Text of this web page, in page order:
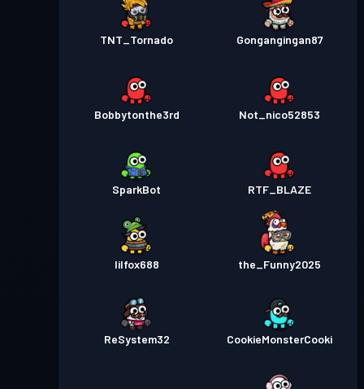
TNT_Tornado Gongangingan87
Bobbytonthe3rd Not_nico52853
SparkBot RTF_BLAZE
lilfox688 the_Funny2025
ReSystem32 CookieMonsterCooki